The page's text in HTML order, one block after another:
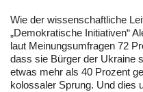
Wie der wissenschaftliche
„Demokratische Initiativen“
laut Meinungsumfragen 72
dass sie Bürger der Ukraine
etwas mehr als 40 Prozent
kolossaler Sprung. Und dies